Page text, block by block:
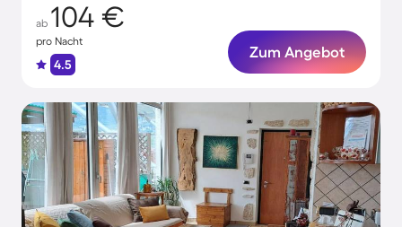
ab 104 €
pro Nacht
4.5
Zum Angebot